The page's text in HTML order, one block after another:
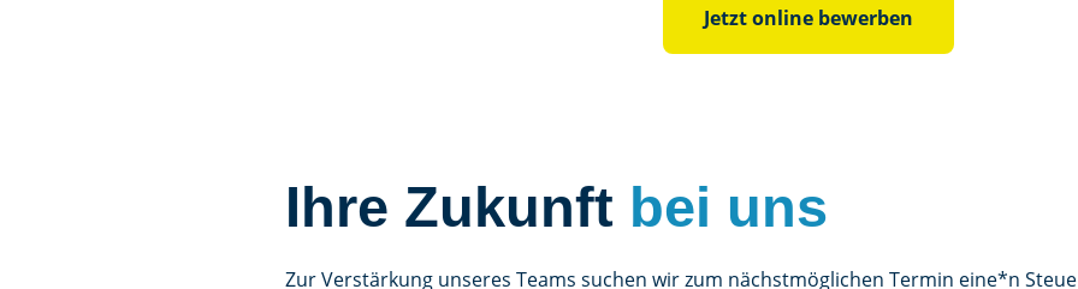
Jetzt online bewerben
Ihre Zukunft bei uns
Zur Verstärkung unseres Teams suchen wir zum nächstmöglichen Termin eine*n